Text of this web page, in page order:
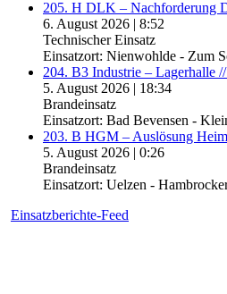
205. H DLK – Nachforderung
6. August 2026 | 8:52
Technischer Einsatz
Einsatzort: Nienwohlde - Zum
204. B3 Industrie – Lagerhalle
5. August 2026 | 18:34
Brandeinsatz
Einsatzort: Bad Bevensen -
203. B HGM – Auslösung
5. August 2026 | 0:26
Brandeinsatz
Einsatzort: Uelzen -
Einsatzberichte-Feed